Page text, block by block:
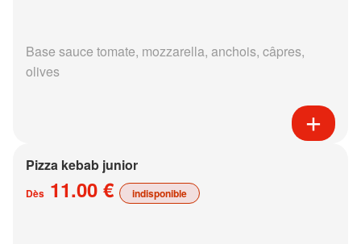
Base sauce tomate, mozzarella, anchois, câpres,
olives
Pizza kebab junior
Dès 11.00 € indisponible